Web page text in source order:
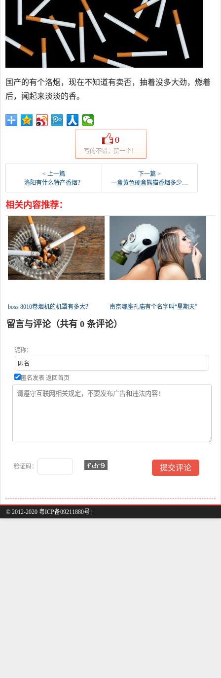
国产的有个洛烟，现在不知道有卖否，抽着没多大劲，燃着
后，闻起来淡淡的香。
0
写的不错，赞一个！
< 上一篇
洛阳有什么特产香烟？
下一篇 >
一盒黄色硬盒熊猫香烟多少钱？
相关内容推荐：
boss 8010卷烟机的机罩有多大？ 南京哪座孔庙有个名字叫“星期天”
留言与评论（共有 0 条评论）
昵称：
匿名发表 返回首页
验证码：
© 2012-2020 粤ICP备09211880号 |